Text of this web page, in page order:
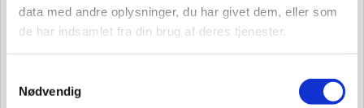
data med andre oplysninger, du har givet dem, eller som
de har indsamlet fra din brug af deres tjenester.
Nødvendig